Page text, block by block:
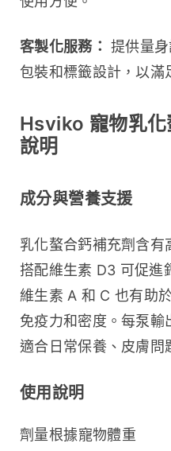
客製化服務： 提供量身
包裝和標籤設計，以滿
Hsviko 寵物乳化
說明
成分與營養支援
乳化螯合鈣補充劑含有
搭配維生素 D3 可促進
維生素 A 和 C 也有助
免疫力和密度。每泵輸
適合日常保養、皮膚問
使用說明
劑量根據寵物體重